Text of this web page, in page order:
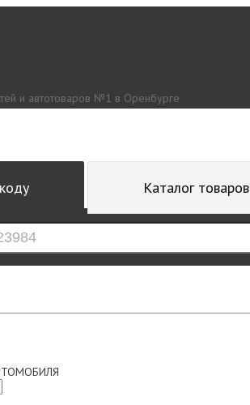
и автотоваров №1 в Оренбурге
Каталог товаров